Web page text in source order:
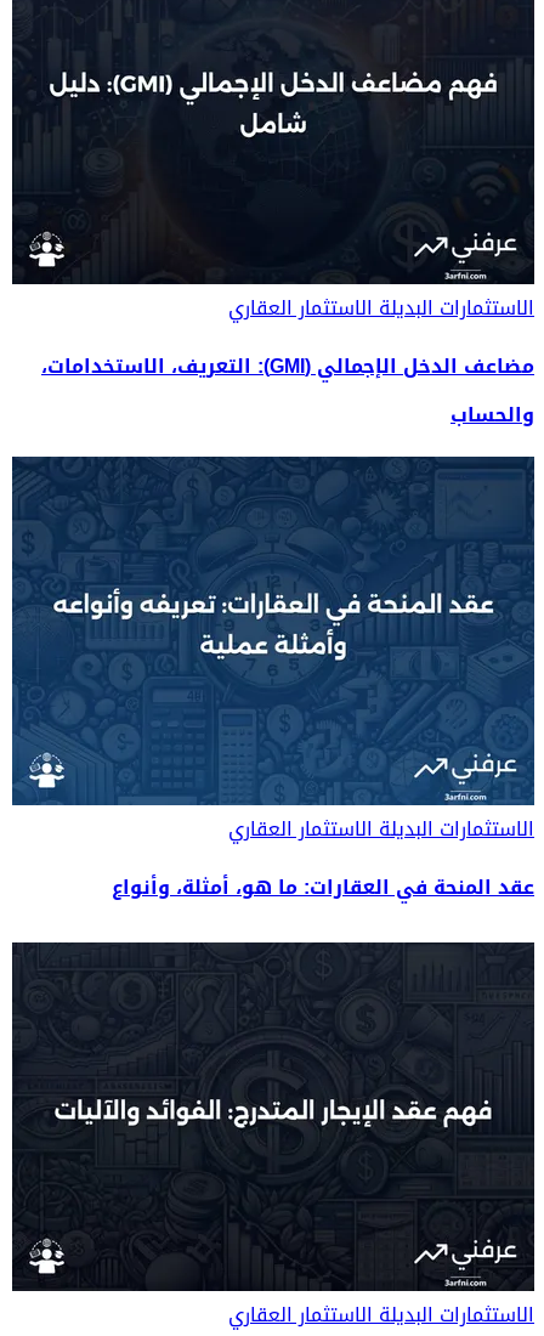
الاستثمارات البديلةالاستثمار العقاري
مضاعف الدخل الإجمالي (GMI): التعريف، الاستخدامات،
والحساب
الاستثمارات البديلةالاستثمار العقاري
عقد المنحة في العقارات: ما هو، أمثلة، وأنواع
الاستثمارات البديلةالاستثمار العقاري